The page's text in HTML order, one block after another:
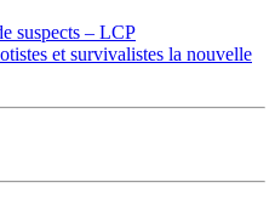
suspects – LCP
et survivalistes la nouvelle